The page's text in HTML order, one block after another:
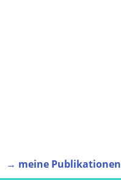
→ meine Publikationen